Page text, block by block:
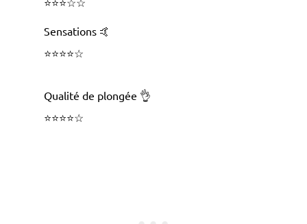
Sensations 🤙
⭐️⭐️⭐️⭐️☆
Qualité de plongée 👌
⭐️⭐️⭐️⭐️☆